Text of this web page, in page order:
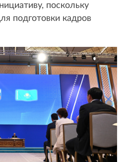
поскольку
подготовки кадров